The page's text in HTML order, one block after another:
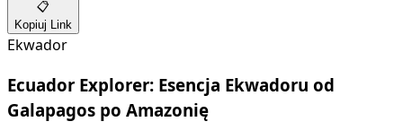
📋
Kopiuj Link
Ekwador
Ecuador Explorer: Esencja Ekwadoru od
Galapagos po Amazonię